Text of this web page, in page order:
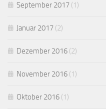
September 2017 (1)
Januar 2017 (2)
Dezember 2016 (2)
November 2016 (1)
Oktober 2016 (1)